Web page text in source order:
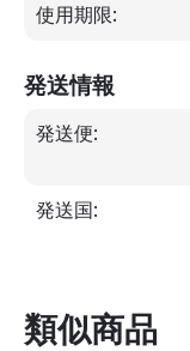
使用期限:
発送情報
発送便:
発送国:
類似商品